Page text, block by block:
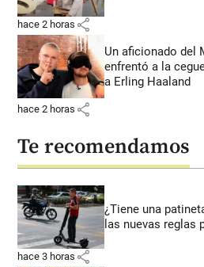
hace 2 horas share
Un aficionado del
enfrentó a la
a Erling Haaland
hace 2 horas share
Te recomendamos
¿Tiene una
las nuevas reglas
hace 3 horas share